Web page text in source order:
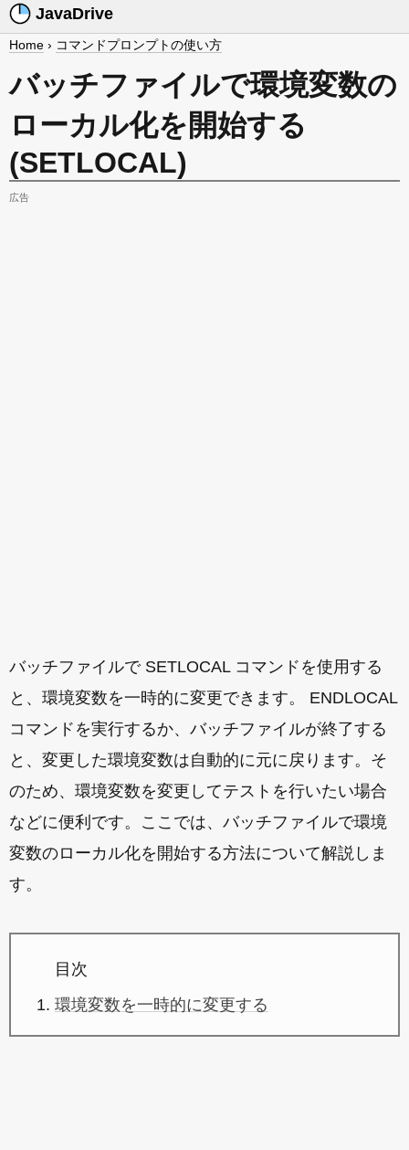
JavaDrive
Home › コマンドプロンプトの使い方
バッチファイルで環境変数の
ローカル化を開始する
(SETLOCAL)
広告
バッチファイルで SETLOCAL コマンドを使用する
と、環境変数を一時的に変更できます。 ENDLOCAL
コマンドを実行するか、バッチファイルが終了する
と、変更した環境変数は自動的に元に戻ります。そ
のため、環境変数を変更してテストを行いたい場合
などに便利です。ここでは、バッチファイルで環境
変数のローカル化を開始する方法について解説しま
す。
目次
環境変数を一時的に変更する